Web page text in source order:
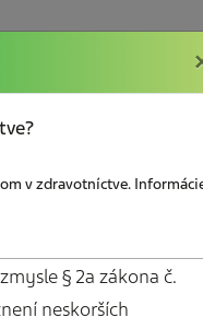
v zdravotníctve.
§ 2a zákona č.
neskorších